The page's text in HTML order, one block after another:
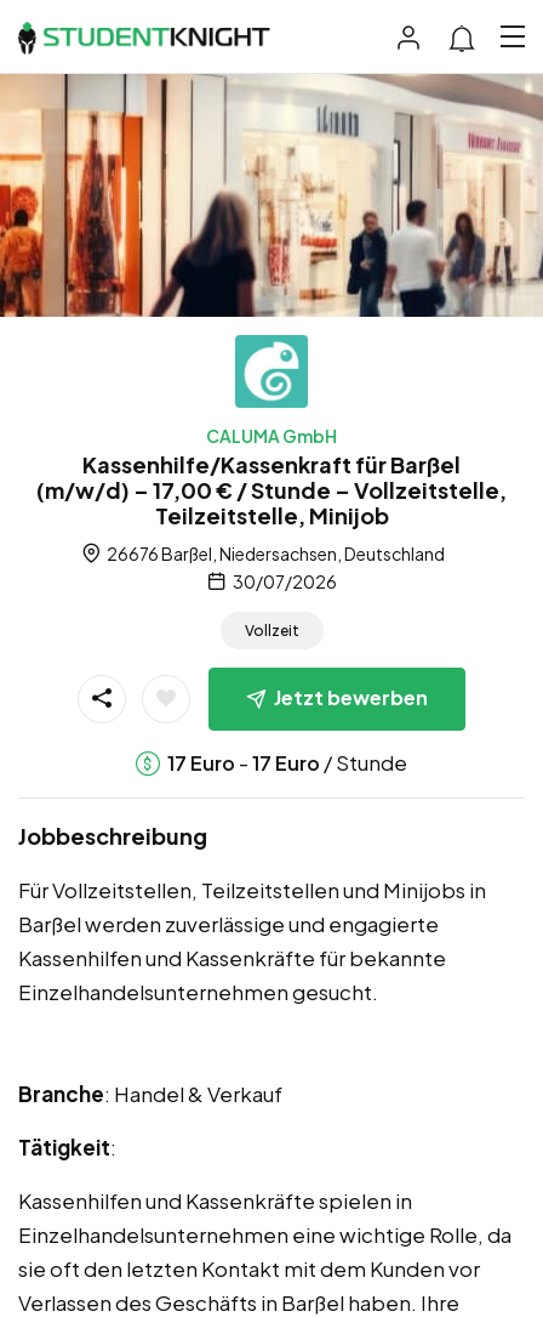
CALUMA GmbH
Kassenhilfe/Kassenkraft für Barßel
(m/w/d) – 17,00 € / Stunde – Vollzeitstelle,
Teilzeitstelle, Minijob
26676 Barßel, Niedersachsen, Deutschland
30/07/2026
Vollzeit
Jetzt bewerben
17 Euro -17 Euro / Stunde
Jobbeschreibung
Für Vollzeitstellen, Teilzeitstellen und Minijobs in
Barßel werden zuverlässige und engagierte
Kassenhilfen und Kassenkräfte für bekannte
Einzelhandelsunternehmen gesucht.
Branche: Handel & Verkauf
Tätigkeit:
Kassenhilfen und Kassenkräfte spielen in
Einzelhandelsunternehmen eine wichtige Rolle, da
sie oft den letzten Kontakt mit dem Kunden vor
Verlassen des Geschäfts in Barßel haben. Ihre